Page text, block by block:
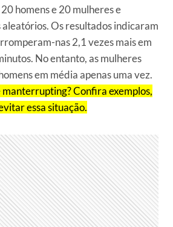
homens e 20 mulheres e
Os resultados indicaram
nas 2,1 vezes mais em
No entanto, as mulheres
em média apenas uma vez.
manterrupting? Confira exemplos,
essa situação.